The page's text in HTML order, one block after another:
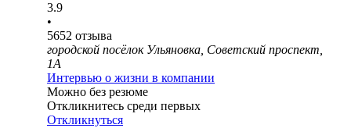
3.9
•
5652 отзыва
городской посёлок Ульяновка, Советский проспект,
1А
Интервью о жизни в компании
Можно без резюме
Откликнитесь среди первых
Откликнуться